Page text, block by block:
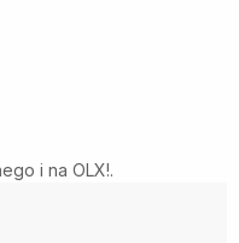
i na OLX!.